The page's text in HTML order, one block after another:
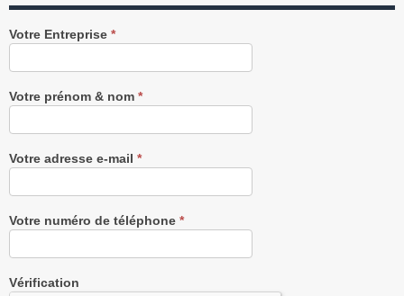
Recevez
notre
gratuitement
Votre Entreprise *
Votre prénom & nom *
Votre adresse e-mail *
Votre numéro de téléphone *
Vérification